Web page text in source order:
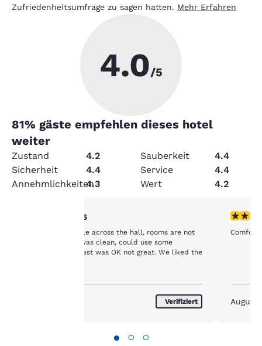
Zufriedenheitsumfrage zu sagen hatten. Mehr Erfahren
4.0/5
81% gäste empfehlen dieses hotel
weiter
Zustand 4.2 Sauberkeit
4.4
Sicherheit
4.4 Service
4.4
Annehmlichkeiten4.3 Wert 4.2
4-Sterne-Bewertung. Sehr gut. 1 Bewertung
4/5
Could hear people across the hall, rooms are not
generous sized, was clean, could use some
updating, breakfast was OK not great. We liked the
Verifiziert
4-
August
● ○ ○